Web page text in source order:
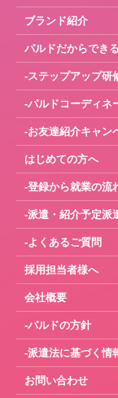
ブランド紹介
パルドだからでき
-ステップアップ研
-パルドコーディネ
-お友達紹介キャン
はじめての方へ
-登録から就業の流
-派遣・紹介予定
-よくあるご質問
採用担当者様へ
会社概要
-パルドの方針
-派遣法に基づく情
お問い合わせ